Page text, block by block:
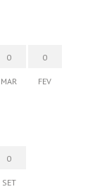
0
MAR
0
FEV
0
SET